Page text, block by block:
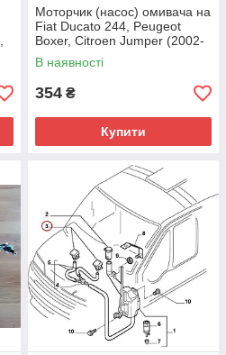
Моторчик (насос) омивача на
Fiat Ducato 244, Peugeot
Boxer, Citroen Jumper (2002-
2006), 46760972, 643474
В наявності
354 ₴
Купити